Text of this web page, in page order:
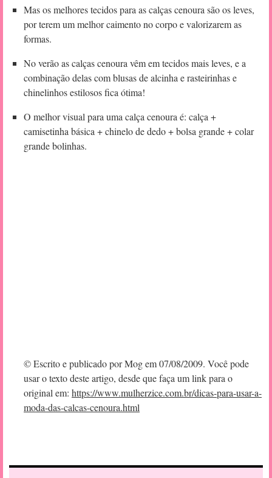
Mas os melhores tecidos para as calças cenoura são os leves,
por terem um melhor caimento no corpo e valorizarem as
formas.
No verão as calças cenoura vêm em tecidos mais leves, e a
combinação delas com blusas de alcinha e rasteirinhas e
chinelinhos estilosos fica ótima!
O melhor visual para uma calça cenoura é: calça +
camisetinha básica + chinelo de dedo + bolsa grande + colar
grande bolinhas.
© Escrito e publicado por Mog em 07/08/2009. Você pode
usar o texto deste artigo, desde que faça um link para o
original em: https://www.mulherzice.com.br/dicas-para-usar-a-
moda-das-calcas-cenoura.html